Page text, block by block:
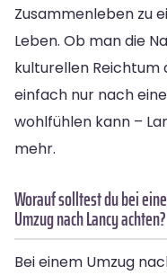
Zusammenleben zu
Leben. Ob man die
kulturellen Reichtum
einfach nur nach
wohlfühlen kann –
mehr.
Worauf solltest du bei
Umzug nach Lancy achten?
Bei einem Umzug